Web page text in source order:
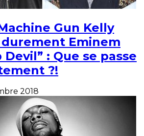
Gun Kelly
Eminem
Devil” : Que se passe
?!
2018